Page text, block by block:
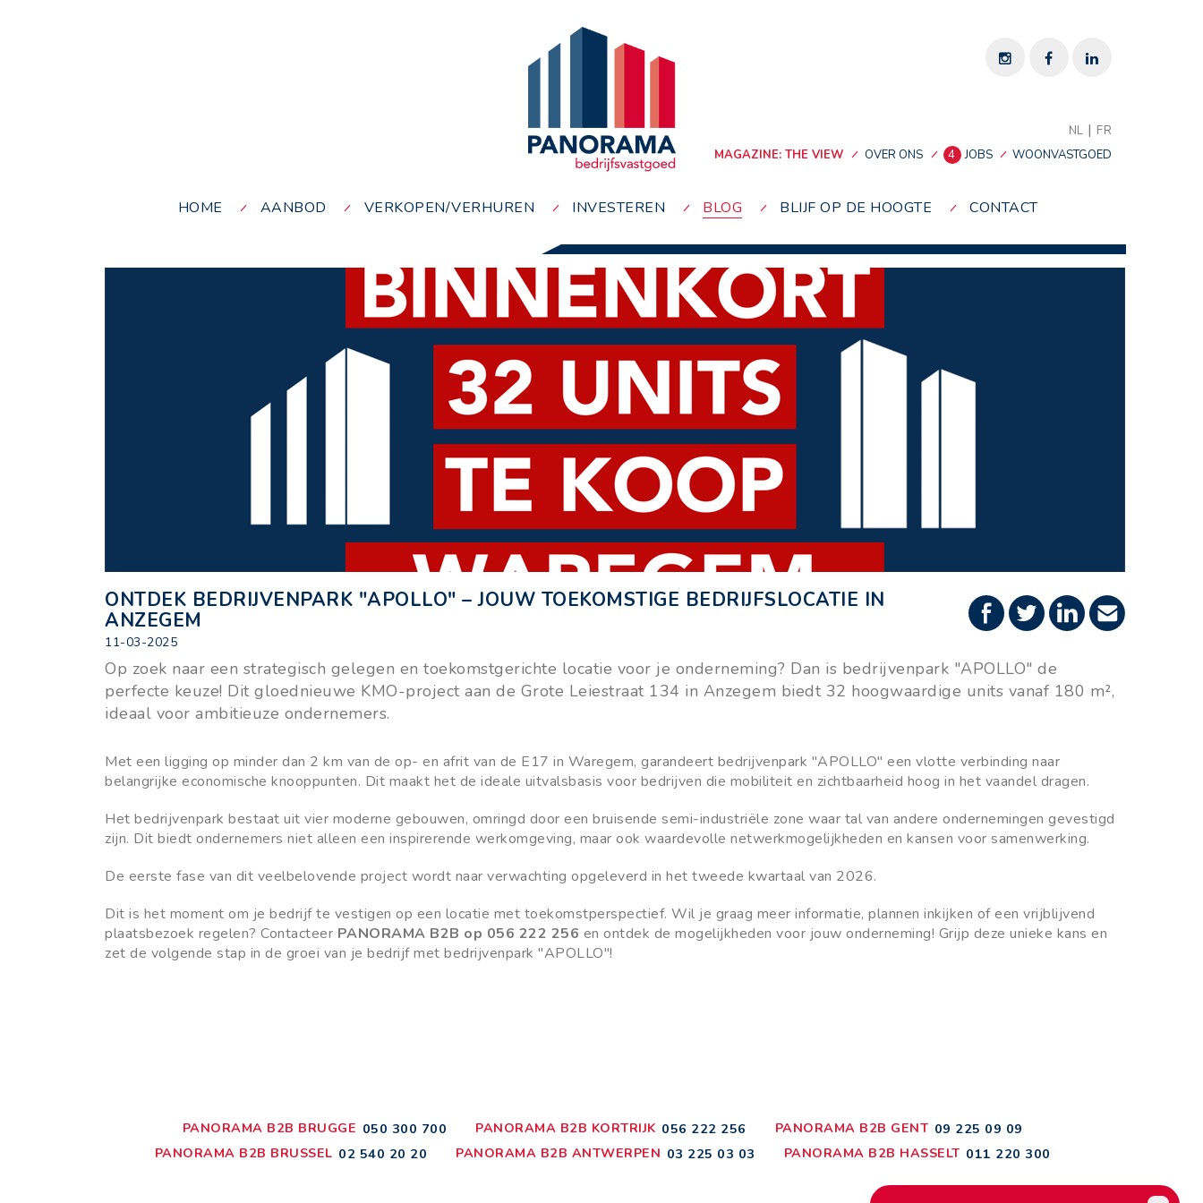
NL | FR
MAGAZINE: THE VIEW
OVER ONS 4 JOBS WOONVASTGOED
HOME AANBOD VERKOPEN/VERHUREN INVESTEREN BLOG BLIJF OP DE HOOGTE CONTACT
ONTDEK BEDRIJVENPARK "APOLLO" – JOUW TOEKOMSTIGE BEDRIJFSLOCATIE IN
ANZEGEM
11-03-2025
Op zoek naar een strategisch gelegen en toekomstgerichte locatie voor je onderneming? Dan is bedrijvenpark "APOLLO" de
perfecte keuze! Dit gloednieuwe KMO-project aan de Grote Leiestraat 134 in Anzegem biedt 32 hoogwaardige units vanaf 180 m²,
ideaal voor ambitieuze ondernemers.
Met een ligging op minder dan 2 km van de op- en afrit van de E17 in Waregem, garandeert bedrijvenpark "APOLLO" een vlotte verbinding naar
belangrijke economische knooppunten. Dit maakt het de ideale uitvalsbasis voor bedrijven die mobiliteit en zichtbaarheid hoog in het vaandel dragen.
Het bedrijvenpark bestaat uit vier moderne gebouwen, omringd door een bruisende semi-industriële zone waar tal van andere ondernemingen gevestigd
zijn. Dit biedt ondernemers niet alleen een inspirerende werkomgeving, maar ook waardevolle netwerkmogelijkheden en kansen voor samenwerking.
De eerste fase van dit veelbelovende project wordt naar verwachting opgeleverd in het tweede kwartaal van 2026.
Dit is het moment om je bedrijf te vestigen op een locatie met toekomstperspectief. Wil je graag meer informatie, plannen inkijken of een vrijblijvend
plaatsbezoek regelen? Contacteer PANORAMA B2B op 056 222 256 en ontdek de mogelijkheden voor jouw onderneming! Grijp deze unieke kans en
zet de volgende stap in de groei van je bedrijf met bedrijvenpark "APOLLO"!
PANORAMA B2B BRUGGE 050 300 700 PANORAMA B2B KORTRIJK 056 222 256 PANORAMA B2B GENT 09 225 09 09
PANORAMA B2B BRUSSEL 02 540 20 20 PANORAMA B2B ANTWERPEN 03 225 03 03 PANORAMA B2B HASSELT 011 220 300